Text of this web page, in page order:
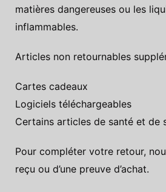
matières dangereuses ou les
inflammables.
Articles non retournables
Cartes cadeaux
Logiciels téléchargeables
Certains articles de santé et de
Pour compléter votre retour,
reçu ou d’une preuve d’achat.